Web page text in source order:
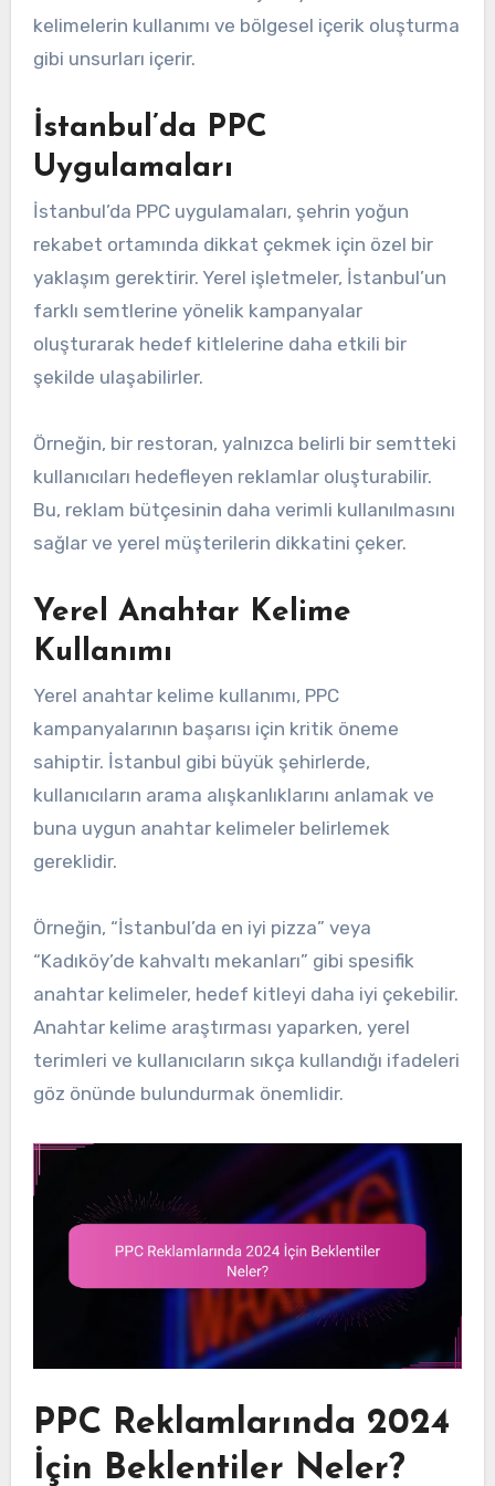
kelimelerin kullanımı ve bölgesel içerik oluşturma
gibi unsurları içerir.
İstanbul’da PPC
Uygulamaları
İstanbul’da PPC uygulamaları, şehrin yoğun
rekabet ortamında dikkat çekmek için özel bir
yaklaşım gerektirir. Yerel işletmeler, İstanbul’un
farklı semtlerine yönelik kampanyalar
oluşturarak hedef kitlelerine daha etkili bir
şekilde ulaşabilirler.
Örneğin, bir restoran, yalnızca belirli bir semtteki
kullanıcıları hedefleyen reklamlar oluşturabilir.
Bu, reklam bütçesinin daha verimli kullanılmasını
sağlar ve yerel müşterilerin dikkatini çeker.
Yerel Anahtar Kelime
Kullanımı
Yerel anahtar kelime kullanımı, PPC
kampanyalarının başarısı için kritik öneme
sahiptir. İstanbul gibi büyük şehirlerde,
kullanıcıların arama alışkanlıklarını anlamak ve
buna uygun anahtar kelimeler belirlemek
gereklidir.
Örneğin, “İstanbul’da en iyi pizza” veya
“Kadıköy’de kahvaltı mekanları” gibi spesifik
anahtar kelimeler, hedef kitleyi daha iyi çekebilir.
Anahtar kelime araştırması yaparken, yerel
terimleri ve kullanıcıların sıkça kullandığı ifadeleri
göz önünde bulundurmak önemlidir.
PPC Reklamlarında 2024
İçin Beklentiler Neler?